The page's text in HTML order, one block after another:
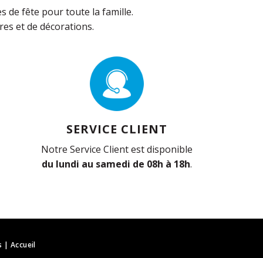
de fête pour toute la famille.
et de décorations.
SERVICE CLIENT
Notre Service Client est disponible
du lundi au samedi de 08h à 18h.
|Accueil